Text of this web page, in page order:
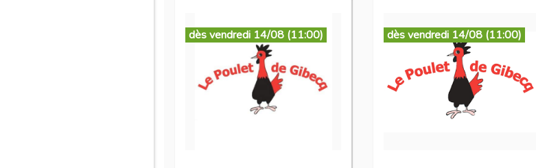
dès vendredi 14/08 (11:00) dès vendredi 14/08 (11:00)